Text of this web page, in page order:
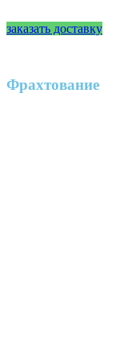
заказать доставку
Фрахтование